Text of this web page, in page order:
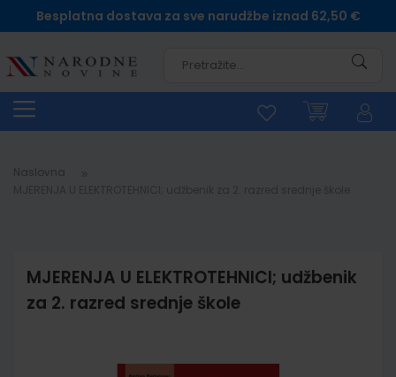
Besplatna dostava za sve narudžbe iznad 62,50 €
Naslovna
MJERENJA U ELEKTROTEHNICI; udžbenik
za 2. razred srednje škole